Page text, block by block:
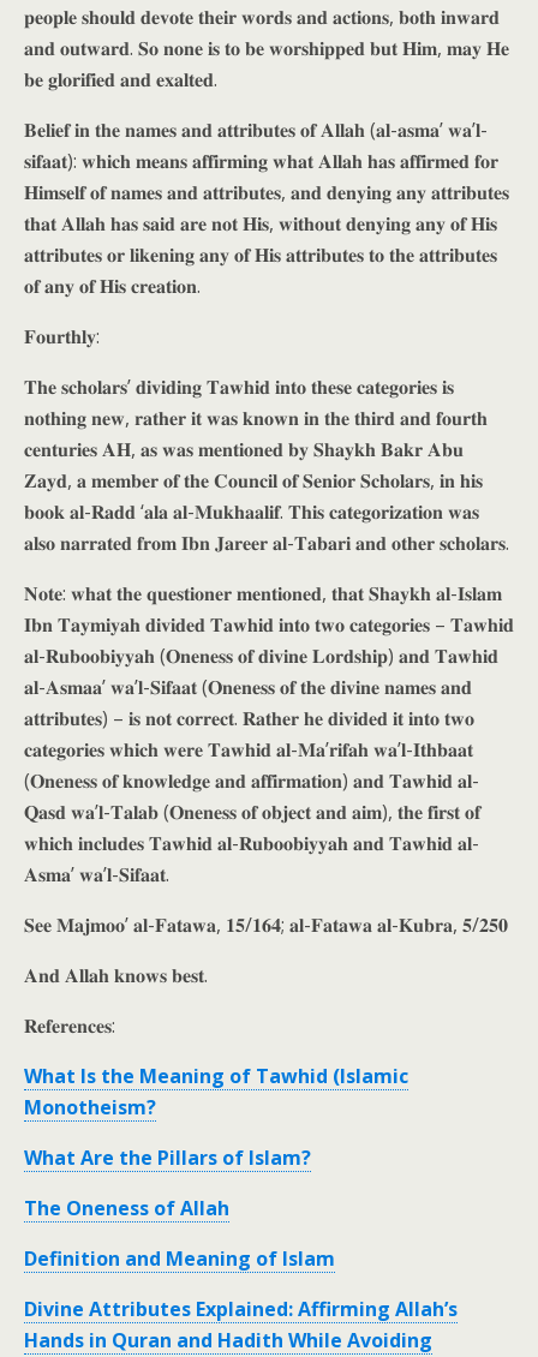
𝐩𝐞𝐨𝐩𝐥𝐞 𝐬𝐡𝐨𝐮𝐥𝐝 𝐝𝐞𝐯𝐨𝐭𝐞 𝐭𝐡𝐞𝐢𝐫 𝐰𝐨𝐫𝐝𝐬 𝐚𝐧𝐝 𝐚𝐜𝐭𝐢𝐨𝐧𝐬, 𝐛𝐨𝐭𝐡 𝐢𝐧𝐰𝐚𝐫𝐝
𝐚𝐧𝐝 𝐨𝐮𝐭𝐰𝐚𝐫𝐝. 𝐒𝐨 𝐧𝐨𝐧𝐞 𝐢𝐬 𝐭𝐨 𝐛𝐞 𝐰𝐨𝐫𝐬𝐡𝐢𝐩𝐩𝐞𝐝 𝐛𝐮𝐭 𝐇𝐢𝐦, 𝐦𝐚𝐲 𝐇𝐞
𝐛𝐞 𝐠𝐥𝐨𝐫𝐢𝐟𝐢𝐞𝐝 𝐚𝐧𝐝 𝐞𝐱𝐚𝐥𝐭𝐞𝐝.
𝐁𝐞𝐥𝐢𝐞𝐟 𝐢𝐧 𝐭𝐡𝐞 𝐧𝐚𝐦𝐞𝐬 𝐚𝐧𝐝 𝐚𝐭𝐭𝐫𝐢𝐛𝐮𝐭𝐞𝐬 𝐨𝐟 𝐀𝐥𝐥𝐚𝐡 (𝐚𝐥-𝐚𝐬𝐦𝐚’ 𝐰𝐚’𝐥-
𝐬𝐢𝐟𝐚𝐚𝐭): 𝐰𝐡𝐢𝐜𝐡 𝐦𝐞𝐚𝐧𝐬 𝐚𝐟𝐟𝐢𝐫𝐦𝐢𝐧𝐠 𝐰𝐡𝐚𝐭 𝐀𝐥𝐥𝐚𝐡 𝐡𝐚𝐬 𝐚𝐟𝐟𝐢𝐫𝐦𝐞𝐝 𝐟𝐨𝐫
𝐇𝐢𝐦𝐬𝐞𝐥𝐟 𝐨𝐟 𝐧𝐚𝐦𝐞𝐬 𝐚𝐧𝐝 𝐚𝐭𝐭𝐫𝐢𝐛𝐮𝐭𝐞𝐬, 𝐚𝐧𝐝 𝐝𝐞𝐧𝐲𝐢𝐧𝐠 𝐚𝐧𝐲 𝐚𝐭𝐭𝐫𝐢𝐛𝐮𝐭𝐞𝐬
𝐭𝐡𝐚𝐭 𝐀𝐥𝐥𝐚𝐡 𝐡𝐚𝐬 𝐬𝐚𝐢𝐝 𝐚𝐫𝐞 𝐧𝐨𝐭 𝐇𝐢𝐬, 𝐰𝐢𝐭𝐡𝐨𝐮𝐭 𝐝𝐞𝐧𝐲𝐢𝐧𝐠 𝐚𝐧𝐲 𝐨𝐟 𝐇𝐢𝐬
𝐚𝐭𝐭𝐫𝐢𝐛𝐮𝐭𝐞𝐬 𝐨𝐫 𝐥𝐢𝐤𝐞𝐧𝐢𝐧𝐠 𝐚𝐧𝐲 𝐨𝐟 𝐇𝐢𝐬 𝐚𝐭𝐭𝐫𝐢𝐛𝐮𝐭𝐞𝐬 𝐭𝐨 𝐭𝐡𝐞 𝐚𝐭𝐭𝐫𝐢𝐛𝐮𝐭𝐞𝐬
𝐨𝐟 𝐚𝐧𝐲 𝐨𝐟 𝐇𝐢𝐬 𝐜𝐫𝐞𝐚𝐭𝐢𝐨𝐧.
𝐅𝐨𝐮𝐫𝐭𝐡𝐥𝐲:
𝐓𝐡𝐞 𝐬𝐜𝐡𝐨𝐥𝐚𝐫𝐬’ 𝐝𝐢𝐯𝐢𝐝𝐢𝐧𝐠 𝐓𝐚𝐰𝐡𝐢𝐝 𝐢𝐧𝐭𝐨 𝐭𝐡𝐞𝐬𝐞 𝐜𝐚𝐭𝐞𝐠𝐨𝐫𝐢𝐞𝐬 𝐢𝐬
𝐧𝐨𝐭𝐡𝐢𝐧𝐠 𝐧𝐞𝐰, 𝐫𝐚𝐭𝐡𝐞𝐫 𝐢𝐭 𝐰𝐚𝐬 𝐤𝐧𝐨𝐰𝐧 𝐢𝐧 𝐭𝐡𝐞 𝐭𝐡𝐢𝐫𝐝 𝐚𝐧𝐝 𝐟𝐨𝐮𝐫𝐭𝐡
𝐜𝐞𝐧𝐭𝐮𝐫𝐢𝐞𝐬 𝐀𝐇, 𝐚𝐬 𝐰𝐚𝐬 𝐦𝐞𝐧𝐭𝐢𝐨𝐧𝐞𝐝 𝐛𝐲 𝐒𝐡𝐚𝐲𝐤𝐡 𝐁𝐚𝐤𝐫 𝐀𝐛𝐮
𝐙𝐚𝐲𝐝, 𝐚 𝐦𝐞𝐦𝐛𝐞𝐫 𝐨𝐟 𝐭𝐡𝐞 𝐂𝐨𝐮𝐧𝐜𝐢𝐥 𝐨𝐟 𝐒𝐞𝐧𝐢𝐨𝐫 𝐒𝐜𝐡𝐨𝐥𝐚𝐫𝐬, 𝐢𝐧 𝐡𝐢𝐬
𝐛𝐨𝐨𝐤 𝐚𝐥-𝐑𝐚𝐝𝐝 ‘𝐚𝐥𝐚 𝐚𝐥-𝐌𝐮𝐤𝐡𝐚𝐚𝐥𝐢𝐟. 𝐓𝐡𝐢𝐬 𝐜𝐚𝐭𝐞𝐠𝐨𝐫𝐢𝐳𝐚𝐭𝐢𝐨𝐧 𝐰𝐚𝐬
𝐚𝐥𝐬𝐨 𝐧𝐚𝐫𝐫𝐚𝐭𝐞𝐝 𝐟𝐫𝐨𝐦 𝐈𝐛𝐧 𝐉𝐚𝐫𝐞𝐞𝐫 𝐚𝐥-𝐓𝐚𝐛𝐚𝐫𝐢 𝐚𝐧𝐝 𝐨𝐭𝐡𝐞𝐫 𝐬𝐜𝐡𝐨𝐥𝐚𝐫𝐬.
𝐍𝐨𝐭𝐞: 𝐰𝐡𝐚𝐭 𝐭𝐡𝐞 𝐪𝐮𝐞𝐬𝐭𝐢𝐨𝐧𝐞𝐫 𝐦𝐞𝐧𝐭𝐢𝐨𝐧𝐞𝐝, 𝐭𝐡𝐚𝐭 𝐒𝐡𝐚𝐲𝐤𝐡 𝐚𝐥-𝐈𝐬𝐥𝐚𝐦
𝐈𝐛𝐧 𝐓𝐚𝐲𝐦𝐢𝐲𝐚𝐡 𝐝𝐢𝐯𝐢𝐝𝐞𝐝 𝐓𝐚𝐰𝐡𝐢𝐝 𝐢𝐧𝐭𝐨 𝐭𝐰𝐨 𝐜𝐚𝐭𝐞𝐠𝐨𝐫𝐢𝐞𝐬 – 𝐓𝐚𝐰𝐡𝐢𝐝
𝐚𝐥-𝐑𝐮𝐛𝐨𝐨𝐛𝐢𝐲𝐲𝐚𝐡 (𝐎𝐧𝐞𝐧𝐞𝐬𝐬 𝐨𝐟 𝐝𝐢𝐯𝐢𝐧𝐞 𝐋𝐨𝐫𝐝𝐬𝐡𝐢𝐩) 𝐚𝐧𝐝 𝐓𝐚𝐰𝐡𝐢𝐝
𝐚𝐥-𝐀𝐬𝐦𝐚𝐚’ 𝐰𝐚’𝐥-𝐒𝐢𝐟𝐚𝐚𝐭 (𝐎𝐧𝐞𝐧𝐞𝐬𝐬 𝐨𝐟 𝐭𝐡𝐞 𝐝𝐢𝐯𝐢𝐧𝐞 𝐧𝐚𝐦𝐞𝐬 𝐚𝐧𝐝
𝐚𝐭𝐭𝐫𝐢𝐛𝐮𝐭𝐞𝐬) – 𝐢𝐬 𝐧𝐨𝐭 𝐜𝐨𝐫𝐫𝐞𝐜𝐭. 𝐑𝐚𝐭𝐡𝐞𝐫 𝐡𝐞 𝐝𝐢𝐯𝐢𝐝𝐞𝐝 𝐢𝐭 𝐢𝐧𝐭𝐨 𝐭𝐰𝐨
𝐜𝐚𝐭𝐞𝐠𝐨𝐫𝐢𝐞𝐬 𝐰𝐡𝐢𝐜𝐡 𝐰𝐞𝐫𝐞 𝐓𝐚𝐰𝐡𝐢𝐝 𝐚𝐥-𝐌𝐚’𝐫𝐢𝐟𝐚𝐡 𝐰𝐚’𝐥-𝐈𝐭𝐡𝐛𝐚𝐚𝐭
(𝐎𝐧𝐞𝐧𝐞𝐬𝐬 𝐨𝐟 𝐤𝐧𝐨𝐰𝐥𝐞𝐝𝐠𝐞 𝐚𝐧𝐝 𝐚𝐟𝐟𝐢𝐫𝐦𝐚𝐭𝐢𝐨𝐧) 𝐚𝐧𝐝 𝐓𝐚𝐰𝐡𝐢𝐝 𝐚𝐥-
𝐐𝐚𝐬𝐝 𝐰𝐚’𝐥-𝐓𝐚𝐥𝐚𝐛 (𝐎𝐧𝐞𝐧𝐞𝐬𝐬 𝐨𝐟 𝐨𝐛𝐣𝐞𝐜𝐭 𝐚𝐧𝐝 𝐚𝐢𝐦), 𝐭𝐡𝐞 𝐟𝐢𝐫𝐬𝐭 𝐨𝐟
𝐰𝐡𝐢𝐜𝐡 𝐢𝐧𝐜𝐥𝐮𝐝𝐞𝐬 𝐓𝐚𝐰𝐡𝐢𝐝 𝐚𝐥-𝐑𝐮𝐛𝐨𝐨𝐛𝐢𝐲𝐲𝐚𝐡 𝐚𝐧𝐝 𝐓𝐚𝐰𝐡𝐢𝐝 𝐚𝐥-
𝐀𝐬𝐦𝐚’ 𝐰𝐚’𝐥-𝐒𝐢𝐟𝐚𝐚𝐭.
𝐒𝐞𝐞 𝐌𝐚𝐣𝐦𝐨𝐨’ 𝐚𝐥-𝐅𝐚𝐭𝐚𝐰𝐚, 𝟏𝟓/𝟏𝟔𝟒; 𝐚𝐥-𝐅𝐚𝐭𝐚𝐰𝐚 𝐚𝐥-𝐊𝐮𝐛𝐫𝐚, 𝟓/𝟐𝟓𝟎
𝐀𝐧𝐝 𝐀𝐥𝐥𝐚𝐡 𝐤𝐧𝐨𝐰𝐬 𝐛𝐞𝐬𝐭.
𝐑𝐞𝐟𝐞𝐫𝐞𝐧𝐜𝐞𝐬:
What Is the Meaning of Tawhid (Islamic
Monotheism?
What Are the Pillars of Islam?
The Oneness of Allah
Definition and Meaning of Islam
Divine Attributes Explained: Affirming Allah’s
Hands in Quran and Hadith While Avoiding